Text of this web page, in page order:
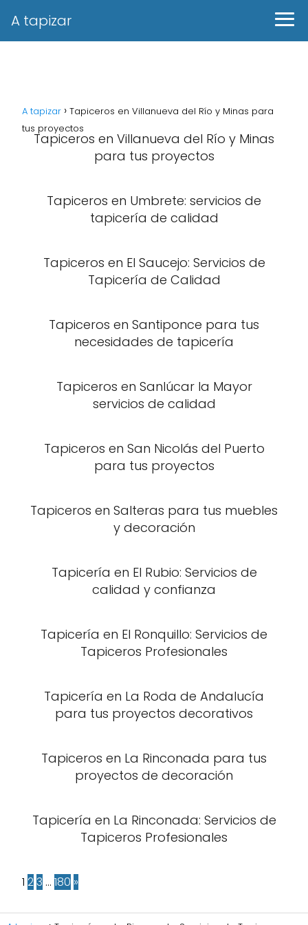
A tapizar
A tapizar
Tapiceros en Villanueva del Río y Minas para
tus proyectos
Tapiceros en Villanueva del Río y Minas
para tus proyectos
Tapiceros en Umbrete: servicios de
tapicería de calidad
Tapiceros en El Saucejo: Servicios de
Tapicería de Calidad
Tapiceros en Santiponce para tus
necesidades de tapicería
Tapiceros en Sanlúcar la Mayor
servicios de calidad
Tapiceros en San Nicolás del Puerto
para tus proyectos
Tapiceros en Salteras para tus muebles
y decoración
Tapicería en El Rubio: Servicios de
calidad y confianza
Tapicería en El Ronquillo: Servicios de
Tapiceros Profesionales
Tapicería en La Roda de Andalucía
para tus proyectos decorativos
Tapiceros en La Rinconada para tus
proyectos de decoración
Tapicería en La Rinconada: Servicios de
Tapiceros Profesionales
1 23 … 180 »